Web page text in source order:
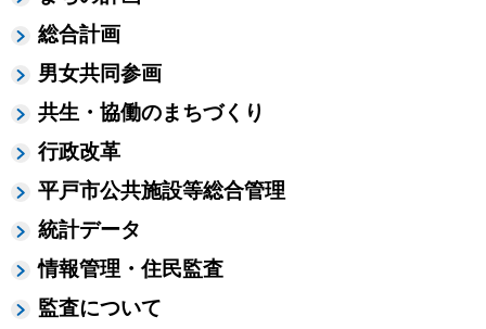
総合計画
男女共同参画
共生・協働のまちづくり
行政改革
平戸市公共施設等総合管理
統計データ
情報管理・住民監査
監査について